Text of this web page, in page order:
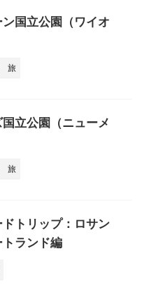
国立公園（ワイオ
旅
立公園（ニューメ
旅
トリップ：ロサン
ランド編